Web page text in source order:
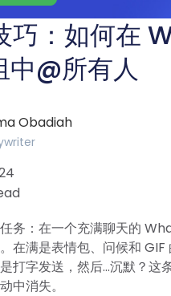
巧：如何在
中@所有人
Obadiah
务：在一个充满聊天的
在满是表情包、问候和 GIF
打字发送，然后...沉默？这
中消失。